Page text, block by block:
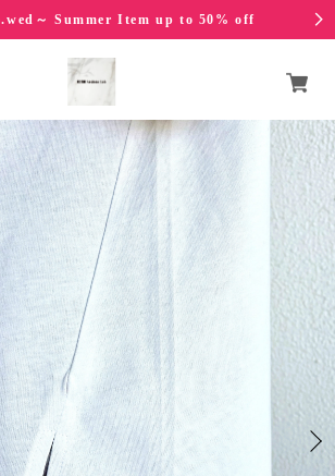
～ Summer Item up to 50% off